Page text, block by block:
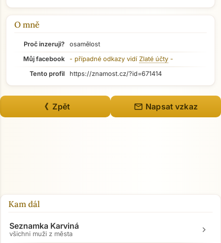
Přejít na hlavní obsah
O mně
Proč inzeruji?
osamělost
Můj facebook
- případné odkazy vidí Zlaté účty -
Tento profil
https://znamost.cz/?id=671414
《 Zpět mail Napsat vzkaz
Kam dál
Seznamka Karviná
všichni muži z města chevron_right